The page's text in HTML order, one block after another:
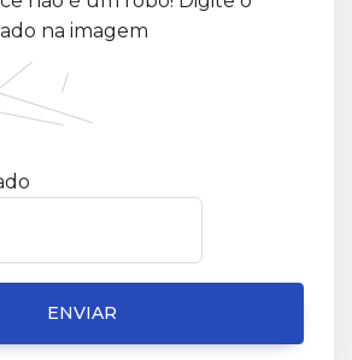
na imagem
ENVIAR